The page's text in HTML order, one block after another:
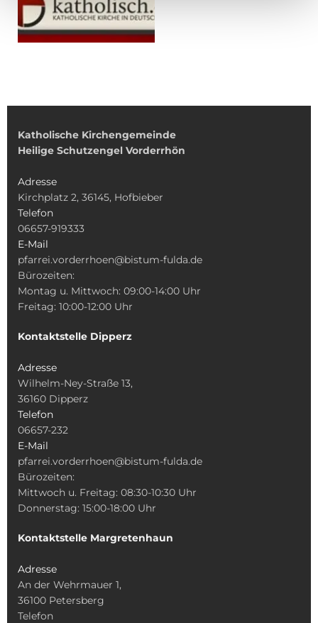
Katholische Kirchengemeinde
Heilige Schutzengel Vorderrhön
Adresse
Kirchplatz 2, 36145, Hofbieber
Telefon
06657-919333
E-Mail
pfarrei.vorderrhoen@bistum-fulda.de
Bürozeiten:
Montag u. Mittwoch: 09:00-14:00 Uhr
Freitag: 10:00-12:00 Uhr
Kontaktstelle Dipperz
Adresse
Wilhelm-Ney-Straße 13,
36160 Dipperz
Telefon
06657-232
E-Mail
pfarrei.vorderrhoen@bistum-fulda.de
Bürozeiten:
Mittwoch u. Freitag: 08:30-10:30 Uhr
Donnerstag: 15:00-18:00 Uhr
Kontaktstelle Margretenhaun
Adresse
An der Wehrmauer 1,
36100 Petersberg
Telefon